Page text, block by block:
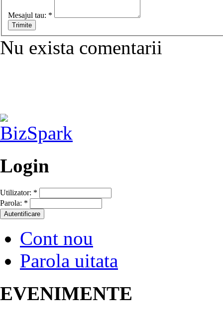
Mesajul tau: *
Nu exista comentarii
Login
Utilizator: *
Parola: *
Cont nou
Parola uitata
EVENIMENTE